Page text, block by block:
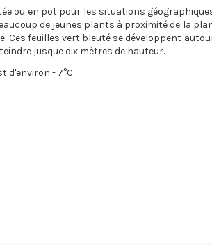
ou en pot pour les situations
de jeunes plants à proximité de la
feuilles vert bleuté se développent
jusque dix mètres de hauteur.
d'environ - 7°C.